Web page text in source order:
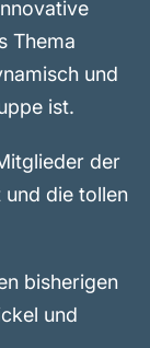
Thema
und
ist.
der
die tollen
bisherigen
und